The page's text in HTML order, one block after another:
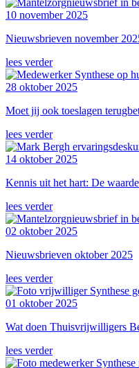
10 november 2025
Nieuwsbrieven november
lees verder
28 oktober 2025
Moet jij ook toeslagen
lees verder
14 oktober 2025
Kennis uit het hart: De
lees verder
02 oktober 2025
Nieuwsbrieven oktober 2025
lees verder
01 oktober 2025
Wat doen Thuisvrijwilligers
lees verder